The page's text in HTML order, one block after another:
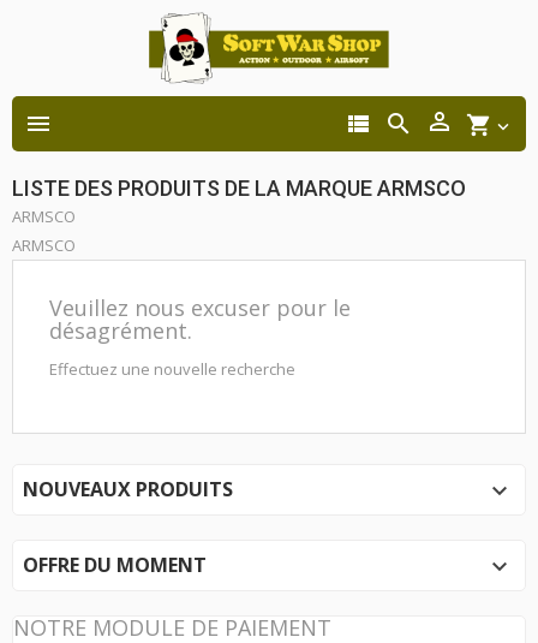
 shopping_cart 



LISTE DES PRODUITS DE LA MARQUE ARMSCO
ARMSCO
ARMSCO
Veuillez nous excuser pour le
désagrément.
Effectuez une nouvelle recherche
NOUVEAUX PRODUITS 
OFFRE DU MOMENT 
NOTRE MODULE DE PAIEMENT